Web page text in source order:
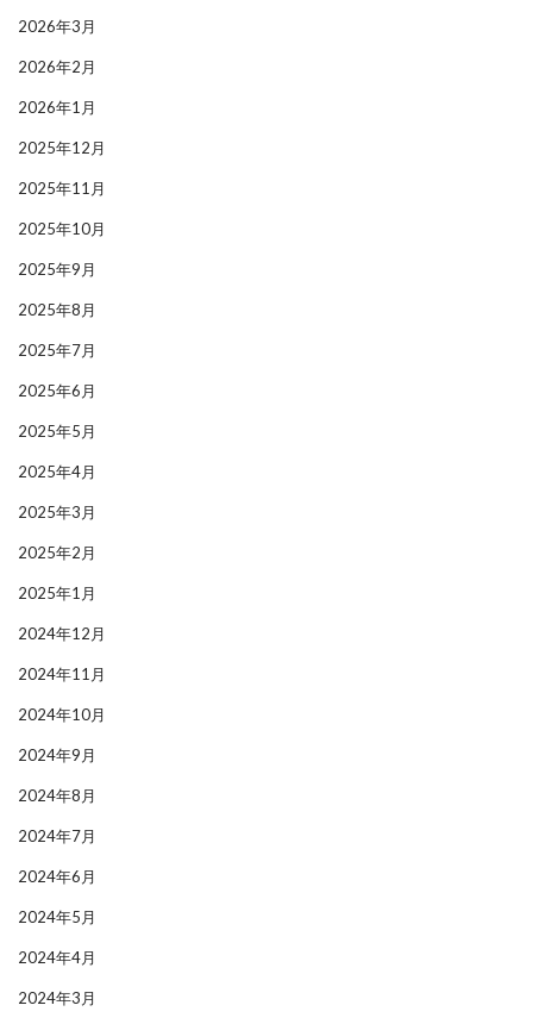
2026年3月
2026年2月
2026年1月
2025年12月
2025年11月
2025年10月
2025年9月
2025年8月
2025年7月
2025年6月
2025年5月
2025年4月
2025年3月
2025年2月
2025年1月
2024年12月
2024年11月
2024年10月
2024年9月
2024年8月
2024年7月
2024年6月
2024年5月
2024年4月
2024年3月